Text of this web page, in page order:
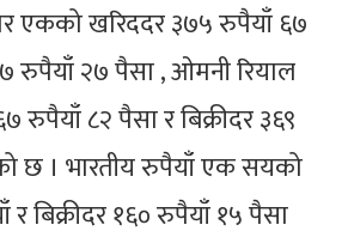
एकको खरिददर ३७५ रुपैयाँ ६७
रुपैयाँ २७ पैसा , ओमनी रियाल
८२ पैसा र बिक्रीदर ३६९
छ । भारतीय रुपैयाँ एक सयको
बिक्रीदर १६० रुपैयाँ १५ पैसा